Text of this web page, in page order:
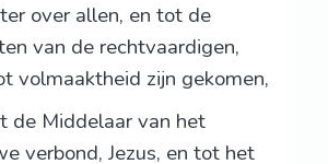
over allen, en tot de
van de rechtvaardigen,
volmaaktheid zijn gekomen,
de Middelaar van het
verbond, Jezus, en tot het